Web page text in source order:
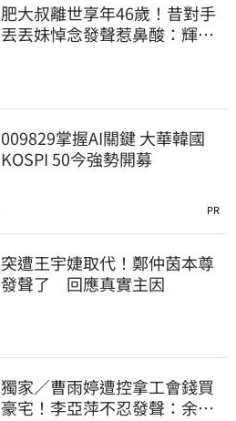
肥大叔離世享年46歲！昔對手
丟丟妹悼念發聲惹鼻酸：輝哥
009829掌握AI關鍵 大華韓國
KOSPI 50今強勢開募
PR
突遭王宇婕取代！鄭仲茵本尊
發聲了 回應真實主因
獨家／曹雨婷遭控拿工會錢買
豪宅！李亞萍不忍發聲：余天